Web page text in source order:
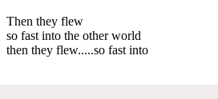
Then they flew
so fast into the other world
then they flew.....so fast into